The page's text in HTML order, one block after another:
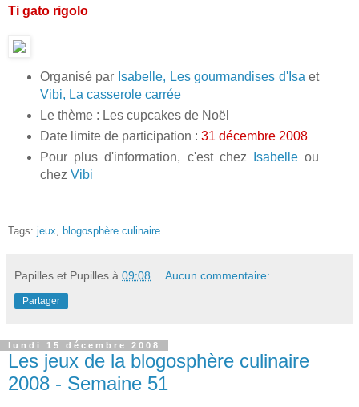
Ti gato rigolo
Organisé par Isabelle, Les gourmandises d'Isa et
Vibi, La casserole carrée
Le thème : Les cupcakes de Noël
Date limite de participation : 31 décembre 2008
Pour plus d'information, c'est chez
Isabelle ou
chez Vibi
Tags: jeux blogosphère culinaire
Papilles et Pupilles à 09:08 Aucun commentaire:
Partager
lundi 15 décembre 2008
Les jeux de la blogosphère culinaire
2008 - Semaine 51